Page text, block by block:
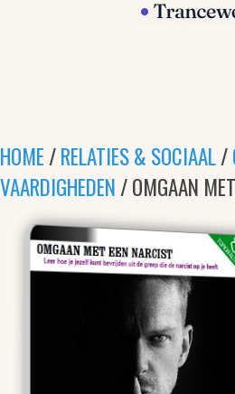
HOME/RELATIES & SOCIAAL/
VAARDIGHEDEN/ OMGAAN